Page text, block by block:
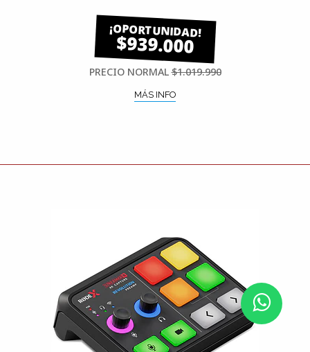
$939.000
PRECIO NORMAL$1.019.990
MÁS INFO